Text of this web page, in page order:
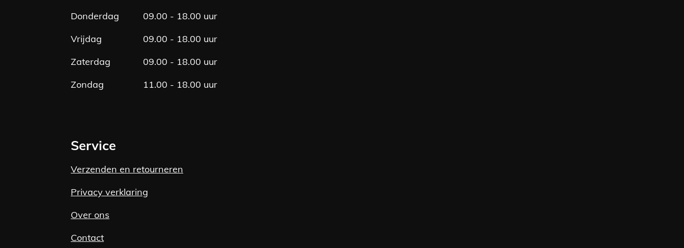
Donderdag
09.00 - 18.00 uur
Vrijdag
09.00 - 18.00 uur
Zaterdag
09.00 - 18.00 uur
Zondag
11.00 - 18.00 uur
Service
Verzenden en retourneren
Privacy verklaring
Over ons
Contact